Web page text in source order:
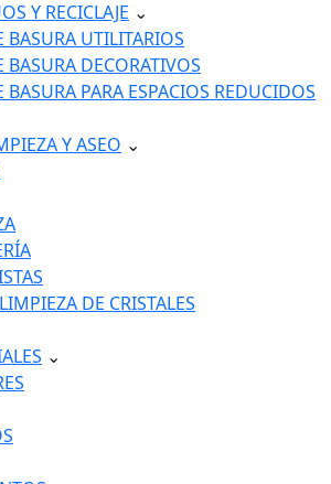
Y RECICLAJE ⌄
BASURA UTILITARIOS
BASURA DECORATIVOS
PARA ESPACIOS REDUCIDOS
Y ASEO ⌄
DE CRISTALES
⌄